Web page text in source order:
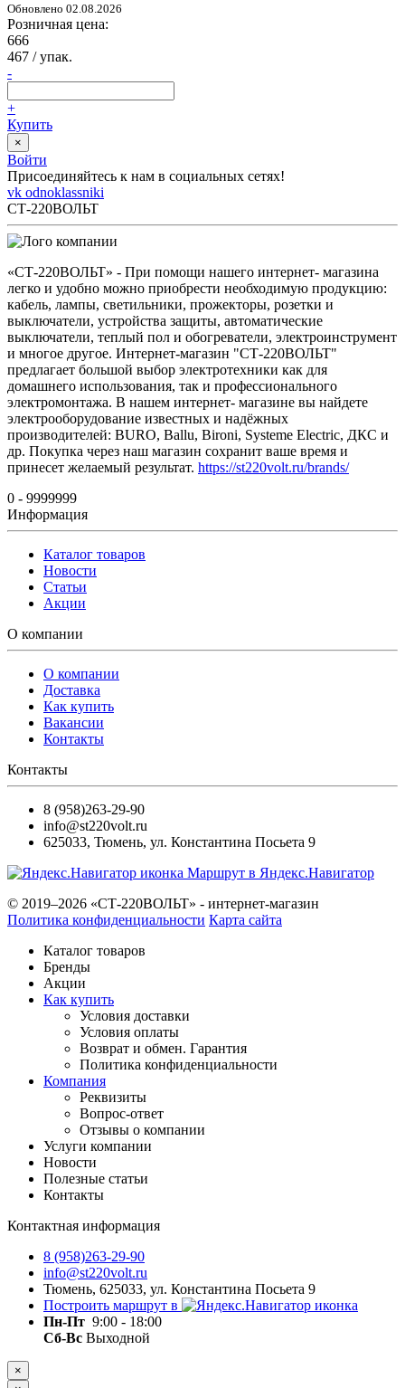
Обновлено 02.08.2026
Розничная цена:
666
467 / упак.
-
+
Купить
×
Войти
Присоединяйтесь к нам в социальных сетях!
vk odnoklassniki
СТ-220ВОЛЬТ
«СТ-220ВОЛЬТ» - При помощи нашего интернет- магазина
легко и удобно можно приобрести необходимую продукцию:
кабель, лампы, светильники, прожекторы, розетки и
выключатели, устройства защиты, автоматические
выключатели, теплый пол и обогреватели, электроинструмент
и многое другое. Интернет-магазин "СТ-220ВОЛЬТ"
предлагает большой выбор электротехники как для
домашнего использования, так и профессионального
электромонтажа. В нашем интернет- магазине вы найдете
электрооборудование известных и надёжных
производителей: BURO, Ballu, Bironi, Systeme Electric, ДКС и
др. Покупка через наш магазин сохранит ваше время и
принесет желаемый результат. https://st220volt.ru/brands/
0 - 9999999
Информация
Каталог товаров
Новости
Статьи
Акции
О компании
О компании
Доставка
Как купить
Вакансии
Контакты
Контакты
8 (958)263-29-90
info@st220volt.ru
625033, Тюмень, ул. Константина Посьета 9
Маршрут в Яндекс.Навигатор
© 2019–2026 «СТ-220ВОЛЬТ» - интернет-магазин
Политика конфиденциальности Карта сайта
Каталог товаров
Бренды
Акции
Как купить
Условия доставки
Условия оплаты
Возврат и обмен. Гарантия
Политика конфиденциальности
Компания
Реквизиты
Вопрос-ответ
Отзывы о компании
Услуги компании
Новости
Полезные статьи
Контакты
Контактная информация
8 (958)263-29-90
info@st220volt.ru
Тюмень, 625033, ул. Константина Посьета 9
Построить маршрут в
Пн-Пт 9:00 - 18:00
Сб-Вс Выходной
×